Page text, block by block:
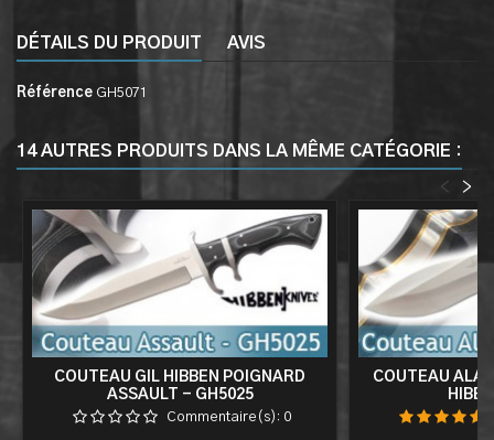
DÉTAILS DU PRODUIT AVIS
Référence GH5071
14 AUTRES PRODUITS DANS LA MÊME CATÉGORIE :
>
<
COUTEAU GIL HIBBEN POIGNARD
ASSAULT - GH5025
Commentaire(s): 0
COUTEAU